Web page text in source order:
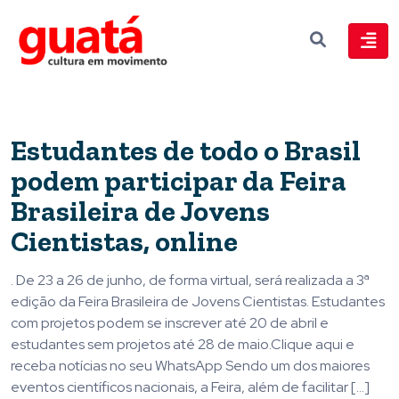
Estudantes de todo o Brasil
podem participar da Feira
Brasileira de Jovens
Cientistas, online
. De 23 a 26 de junho, de forma virtual, será realizada a 3ª
edição da Feira Brasileira de Jovens Cientistas. Estudantes
com projetos podem se inscrever até 20 de abril e
estudantes sem projetos até 28 de maio.Clique aqui e
receba notícias no seu WhatsApp Sendo um dos maiores
eventos científicos nacionais, a Feira, além de facilitar […]